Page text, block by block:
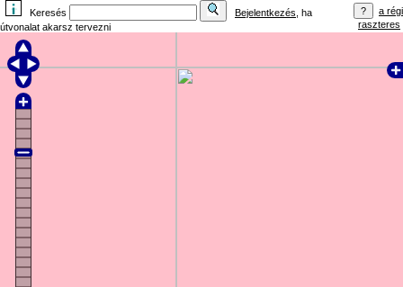
Keresés Bejelentkezés , ha
útvonalat akarsz tervezni
a régi
raszteres